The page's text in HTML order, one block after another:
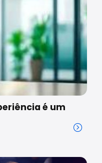
é um